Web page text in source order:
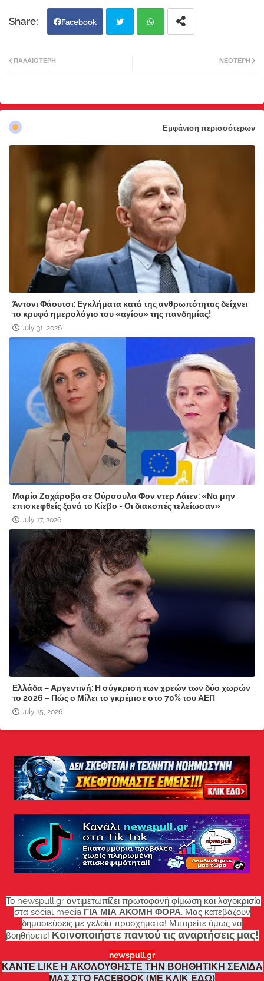
Facebook
pp
ΝΕΌΤΕΡΗ
ΠΑΛΑΙΌΤΕΡΗ
Εμφάνιση περισσότερων
Άντονι Φάουτσι: Εγκλήματα κατά της ανθρωπότητας δείχνει
το κρυφό ημερολόγιο του «αγίου» της πανδημίας!
July 31, 2026
Μαρία Ζαχάροβα σε Ούρσουλα Φον ντερ Λάιεν: «Να μην
επισκεφθείς ξανά το Κίεβο - Οι διακοπές τελείωσαν»
July 17, 2026
Ελλάδα – Αργεντινή: Η σύγκριση των χρεών των δύο χωρών
το 2026 – Πώς ο Μίλει το γκρέμισε στο 70% του ΑΕΠ
July 15, 2026
Το newspull.gr αντιμετωπίζει πρωτοφανή φίμωση και λογοκρισία
στα social media ΓΙΑ ΜΙΑ ΑΚΟΜΗ ΦΟΡΑ. Μας κατεβάζουν
δημοσιεύσεις με γελοία προσχήματα! Μπορείτε όμως να
βοηθήσετε! Κοινοποιήστε παντού τις αναρτήσεις μας!
newspull.gr
ΚΑΝΤΕ LIKE Η ΑΚΟΛΟΥΘΗΣΤΕ ΤΗΝ ΒΟΗΘΗΤΙΚΗ ΣΕΛΙΔΑ
ΜΑΣ ΣΤΟ FACEBOOK (ΜΕ ΚΛΙΚ ΕΔΩ)